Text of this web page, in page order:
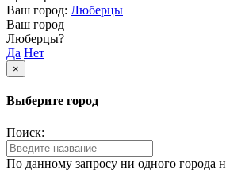
Ваш город: Люберцы
Ваш город
Люберцы?
Да Нет
×
Выберите город
Поиск:
По данному запросу ни одного города